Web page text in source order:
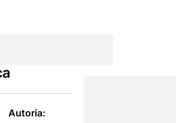
Autoria: